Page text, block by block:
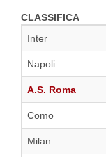
CLASSIFICA
Inter
Napoli
A.S. Roma
Como
Milan